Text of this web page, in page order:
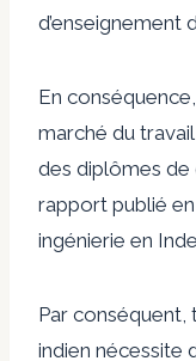
d’enseignement
En
marché du
des diplômes de
rapport publié
ingénierie en
Par
indien nécessite